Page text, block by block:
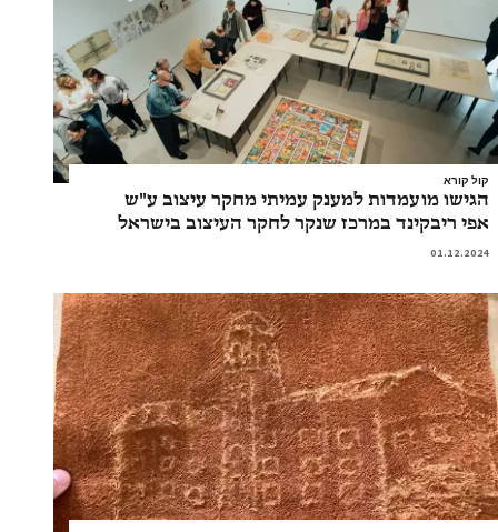
קול קורא
הגישו מועמדות למענק עמיתי מחקר עיצוב ע"ש
אפי ריבקינד במרכז שנקר לחקר העיצוב בישראל
01.12.2024